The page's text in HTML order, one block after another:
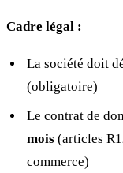
Cadre légal :
La société doit
(obligatoire)
Le contrat de
mois(articles
commerce)